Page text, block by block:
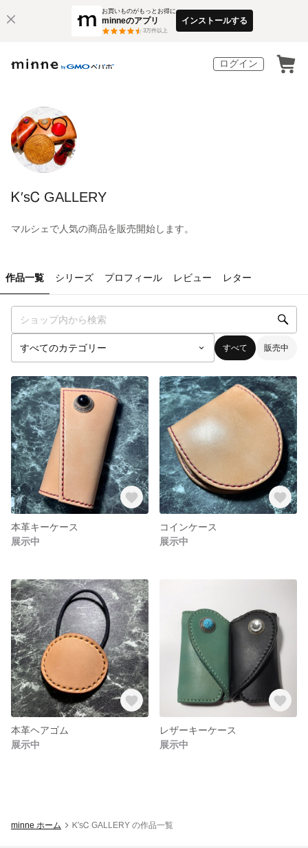
お買いものがもっとお得に
minneのアプリ
3万件以上
インストールする
ログイン
Ꮶ′sᏟ GALLERY
マルシェで人気の商品を販売開始します。
作品一覧 シリーズ プロフィール レビュー レター
すべて 販売中
本革キーケース
展示中
コインケース
展示中
本革ヘアゴム
展示中
レザーキーケース
展示中
minne ホーム Ꮶ′sᏟ GALLERY の作品一覧